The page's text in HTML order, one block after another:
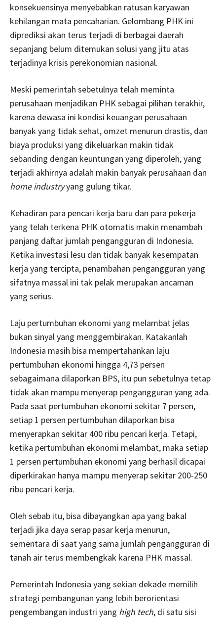
konsekuensinya menyebabkan ratusan karyawan
kehilangan mata pencaharian. Gelombang PHK ini
diprediksi akan terus terjadi di berbagai daerah
sepanjang belum ditemukan solusi yang jitu atas
terjadinya krisis perekonomian nasional.
Meski pemerintah sebetulnya telah meminta
perusahaan menjadikan PHK sebagai pilihan terakhir,
karena dewasa ini kondisi keuangan perusahaan
banyak yang tidak sehat, omzet menurun drastis, dan
biaya produksi yang dikeluarkan makin tidak
sebanding dengan keuntungan yang diperoleh, yang
terjadi akhirnya adalah makin banyak perusahaan dan
home industryyang gulung tikar.
Kehadiran para pencari kerja baru dan para pekerja
yang telah terkena PHK otomatis makin menambah
panjang daftar jumlah pengangguran di Indonesia.
Ketika investasi lesu dan tidak banyak kesempatan
kerja yang tercipta, penambahan pengangguran yang
sifatnya massal ini tak pelak merupakan ancaman
yang serius.
Laju pertumbuhan ekonomi yang melambat jelas
bukan sinyal yang menggembirakan. Katakanlah
Indonesia masih bisa mempertahankan laju
pertumbuhan ekonomi hingga 4,73 persen
sebagaimana dilaporkan BPS, itu pun sebetulnya tetap
tidak akan mampu menyerap pengangguran yang ada.
Pada saat pertumbuhan ekonomi sekitar 7 persen,
setiap 1 persen pertumbuhan dilaporkan bisa
menyerapkan sekitar 400 ribu pencari kerja. Tetapi,
ketika pertumbuhan ekonomi melambat, maka setiap
1 persen pertumbuhan ekonomi yang berhasil dicapai
diperkirakan hanya mampu menyerap sekitar 200-250
ribu pencari kerja.
Oleh sebab itu, bisa dibayangkan apa yang bakal
terjadi jika daya serap pasar kerja menurun,
sementara di saat yang sama jumlah pengangguran di
tanah air terus membengkak karena PHK massal.
Pemerintah Indonesia yang sekian dekade memilih
strategi pembangunan yang lebih berorientasi
pengembangan industri yang high tech, di satu sisi